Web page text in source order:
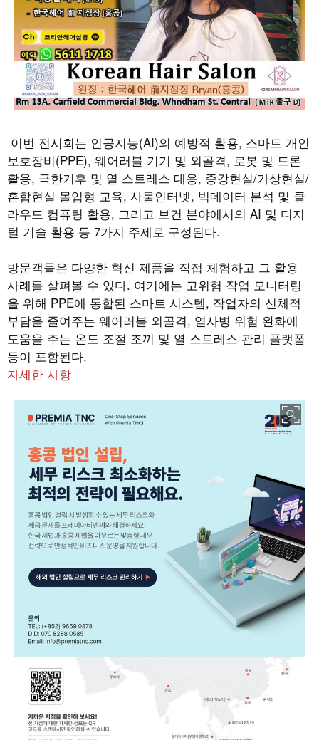
이번 전시회는 인공지능(AI)의 예방적 활용, 스마트 개인
보호장비(PPE), 웨어러블 기기 및 외골격, 로봇 및 드론
활용, 극한기후 및 열 스트레스 대응, 증강현실/가상현실/
혼합현실 몰입형 교육, 사물인터넷, 빅데이터 분석 및 클
라우드 컴퓨팅 활용, 그리고 보건 분야에서의 AI 및 디지
털 기술 활용 등 7가지 주제로 구성된다.
방문객들은 다양한 혁신 제품을 직접 체험하고 그 활용
사례를 살펴볼 수 있다. 여기에는 고위험 작업 모니터링
을 위해 PPE에 통합된 스마트 시스템, 작업자의 신체적
부담을 줄여주는 웨어러블 외골격, 열사병 위험 완화에
도움을 주는 온도 조절 조끼 및 열 스트레스 관리 플랫폼
등이 포함된다.
자세한 사항